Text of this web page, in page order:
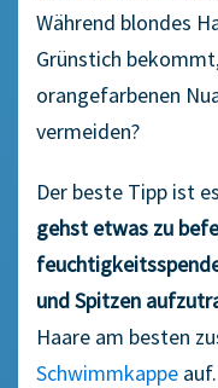
Während blondes
Grünstich
orangefarbenen
vermeiden?
Der beste Tipp ist
gehst etwas zu
und Spitzen
Haare am besten
Schwimmkappe